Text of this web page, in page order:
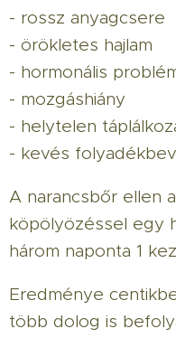
- rossz anyagcsere
- örökletes hajlam
- hormonális
- mozgáshiány
- helytelen
- kevés
A narancsbőr ellen
köpölyözéssel egy
három naponta 1
Eredménye
több dolog is